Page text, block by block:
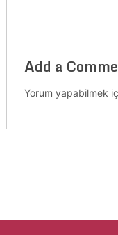
Add a
Yorum yapabilmek